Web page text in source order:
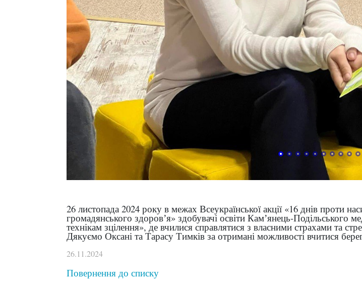
26 листопада 2024 року в межах Всеукраїнської акції «16 днів проти
громадянського здоровʼя» здобувачі освіти Камʼянець-Подільського
технікам зцілення», де вчилися справлятися з власними страхами та
Дякуємо Оксані та Тарасу Тимків за отримані можливості вчитися
26.11.2024
Повернення до списку